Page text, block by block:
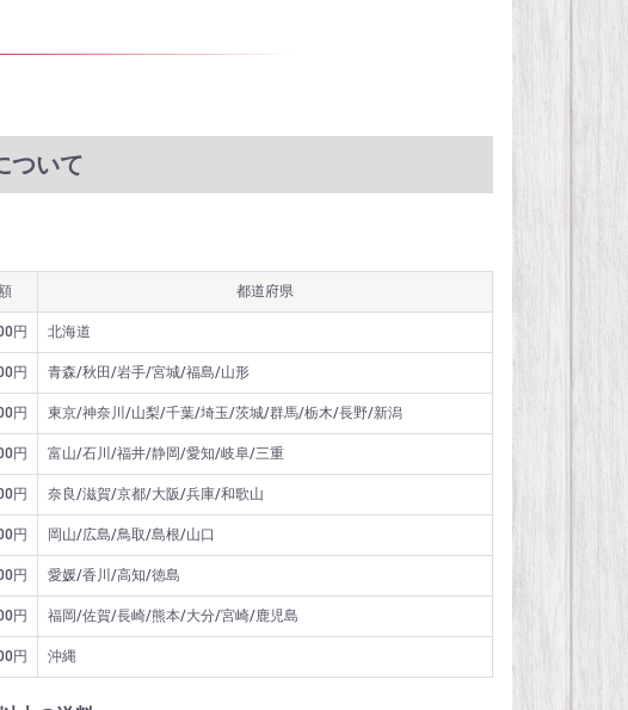
ついて
都道府県
円 北海道
円 青森/秋田/岩手/宮城/福島/山形
円 東京/神奈川/山梨/千葉/埼玉/茨城/群馬/栃木/長野/新潟
円 富山/石川/福井/静岡/愛知/岐阜/三重
円 奈良/滋賀/京都/大阪/兵庫/和歌山
円 岡山/広島/鳥取/島根/山口
円 愛媛/香川/高知/徳島
円 福岡/佐賀/長崎/熊本/大分/宮崎/鹿児島
円 沖縄